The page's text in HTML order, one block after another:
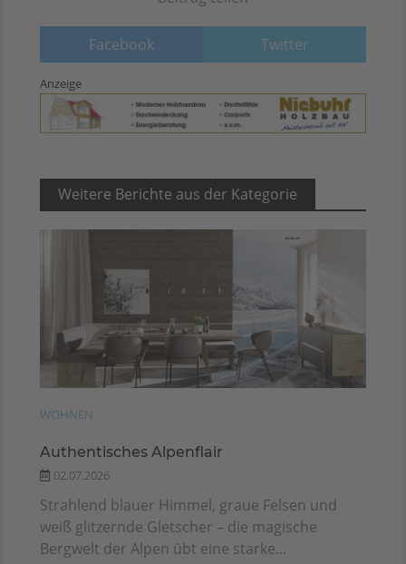
Facebook Twitter
Anzeige
Weitere Berichte aus der Kategorie
WOHNEN
Authentisches Alpenflair
02.07.2026
Strahlend blauer Himmel, graue Felsen und
weiß glitzernde Gletscher – die magische
Bergwelt der Alpen übt eine starke...